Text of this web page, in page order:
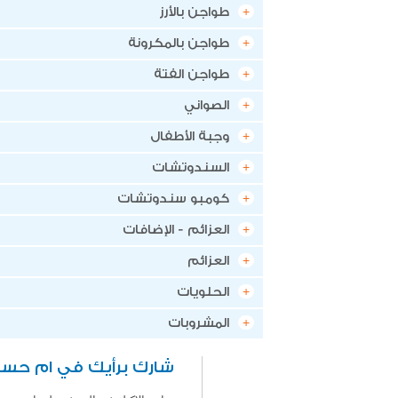
طواجن بالأرز
طواجن بالمكرونة
طواجن الفتة
الصواني
وجبة الأطفال
السندوتشات
كومبو سندوتشات
العزائم - الإضافات
العزائم
الحلويات
المشروبات
شارك برأيك في ام